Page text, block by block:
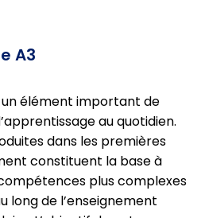
A3
élément important de
au quotidien.
dans les premières
constituent la base à
plus complexes
long de l’enseignement